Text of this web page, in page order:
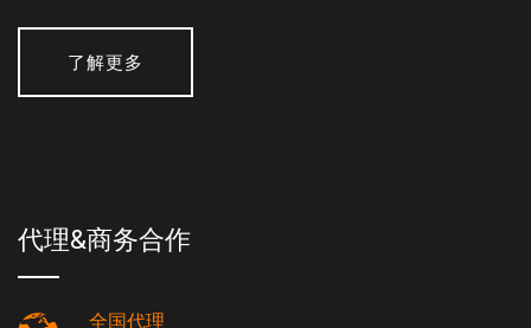
了解更多
代理&商务合作
全国代理